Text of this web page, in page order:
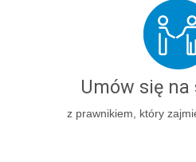
Umów się
z prawnikiem, który